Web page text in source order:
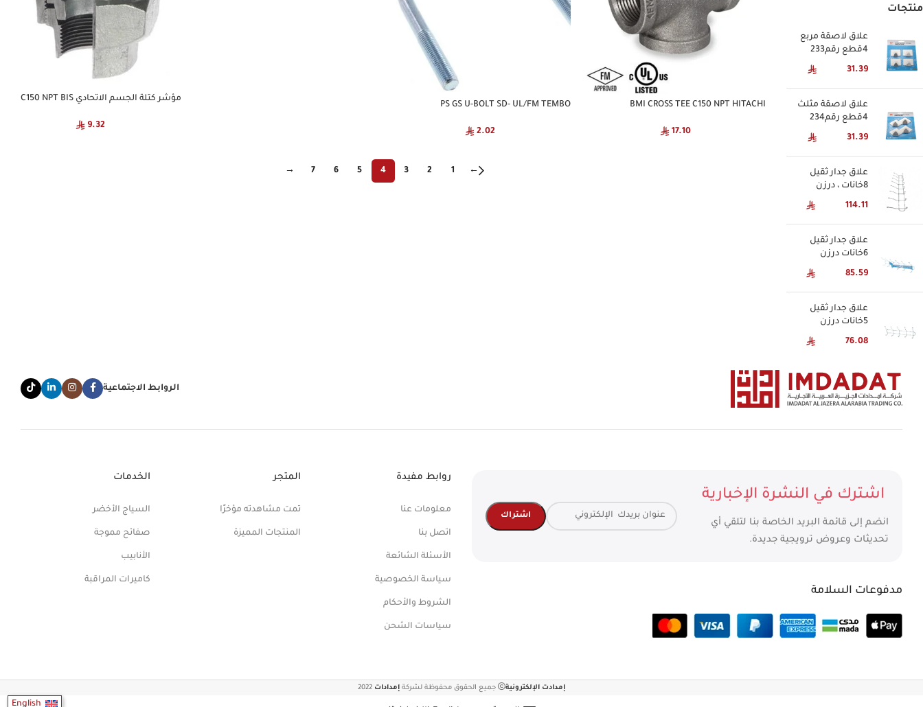
منتجات
علاق لاصقة مربع
4قطع رقم233
31.39
علاق لاصقة مثلث
4قطع رقم234
31.39
علاق جدار ثقيل
8خانات ، درزن
114.11
علاق جدار ثقيل
6خانات درزن
85.59
علاق جدار ثقيل
5خانات درزن
76.08
BMI CROSS TEE C150 NPT HITACHI
17.10
PS GS U-BOLT SD- UL/FM TEMBO
2.02
مؤشر كتلة الجسم الاتحادي C150 NPT BIS
9.32
←
1
2
3
4
5
6
7
→
الروابط الاجتماعية
الخدمات
السياج الأخضر
صفائح مموجة
الأنابيب
كاميرات المراقبة
المتجر
تمت مشاهدته مؤخرًا
المنتجات المميزة
روابط مفيدة
معلومات عنا
اتصل بنا
الأسئلة الشائعة
سياسة الخصوصية
الشروط والأحكام
سياسات الشحن
اشترك في النشرة الإخبارية
انضم إلى قائمة البريد الخاصة بنا لتلقي أي
تحديثات وعروض ترويجية جديدة.
مدفوعات السلامة
إمدادت الإلكترونية جميع الحقوق محفوظة لشركة إمدادات
English